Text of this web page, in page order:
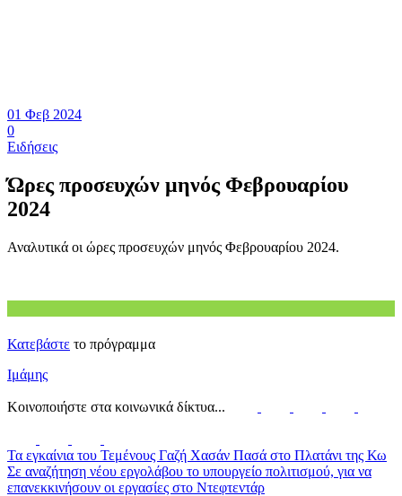
01 Φεβ 2024
0
Ειδήσεις
Ώρες προσευχών μηνός Φεβρουαρίου
2024
Αναλυτικά οι ώρες προσευχών μηνός Φεβρουαρίου 2024.
Κατεβάστε το πρόγραμμα
Ιμάμης
Κοινοποιήστε στα κοινωνικά δίκτυα...
Τα εγκαίνια του Τεμένους Γαζή Χασάν Πασά στο Πλατάνι της Κω
Σε αναζήτηση νέου εργολάβου το υπουργείο πολιτισμού, για να
επανεκκινήσουν οι εργασίες στο Ντεφτεντάρ